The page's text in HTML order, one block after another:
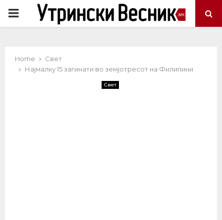
PRIMARY
Home
Свет
Најмалку 15 загинати во земјотресот на Филипини
Свет